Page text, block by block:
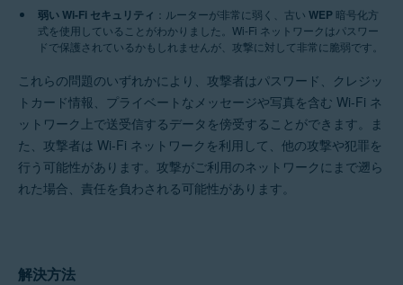
Google Android 6.0（Marshmallow、API 23）以降
弱い Wi-Fi セキュリティ ：ルーターが非常に弱く、古い WEP 暗号化方
式を使用していることがわかりました。Wi-Fi ネットワークはパスワー
ドで保護されているかもしれませんが、攻撃に対して非常に脆弱です。
これらの問題のいずれかにより、攻撃者はパスワード、クレジッ
トカード情報、プライベートなメッセージや写真を含む Wi-Fi ネ
ットワーク上で送受信するデータを傍受することができます。ま
た、攻撃者は Wi-Fi ネットワークを利用して、他の攻撃や犯罪を
行う可能性があります。攻撃がご利用のネットワークにまで遡ら
れた場合、責任を負わされる可能性があります。
解決方法